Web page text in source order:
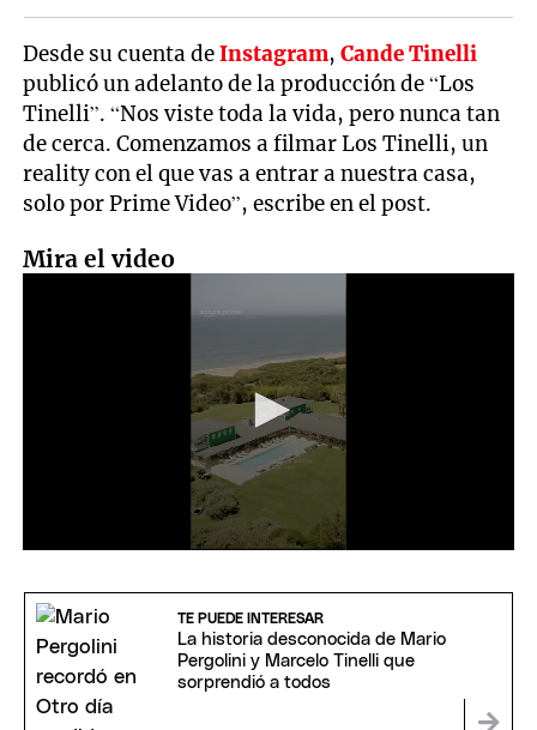
Desde su cuenta deInstagram,Cande Tinelli
publicó un adelanto de la producción de “Los
Tinelli”. “Nos viste toda la vida, pero nunca tan
de cerca. Comenzamos a filmar Los Tinelli, un
reality con el que vas a entrar a nuestra casa,
solo por Prime Video”, escribe en el post.
Mira el video
of
31
seconds
TE PUEDE INTERESAR
La historia desconocida de Mario
Pergolini y Marcelo Tinelli que
sorprendió a todos